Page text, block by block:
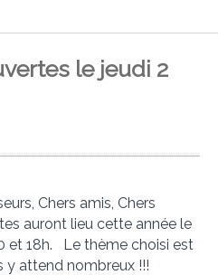
le jeudi 2
Chers amis, Chers
auront lieu cette année le
et 18h. Le thème choisi est
y attend nombreux !!!